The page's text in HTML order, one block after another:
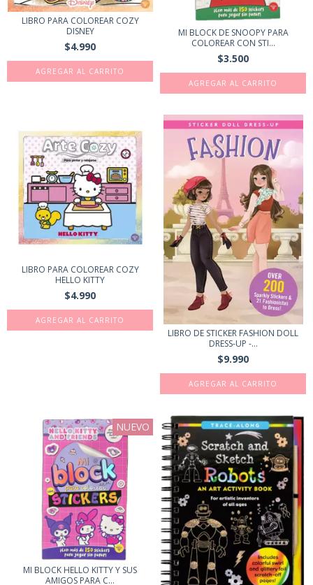
LIBRO PARA COLOREAR COZY
DISNEY
$4.990
AGREGAR AL CARRITO
MI BLOCK DE SNOOPY PARA
COLOREAR CON STI...
$3.500
LIBRO PARA COLOREAR COZY
HELLO KITTY
$4.990
AGREGAR AL CARRITO
LIBRO DE STICKER FASHION DOLL
DRESS-UP -...
$9.990
NUEVO
MI BLOCK HELLO KITTY Y SUS
AMIGOS PARA C...